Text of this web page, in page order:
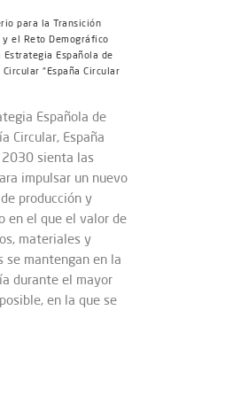
para la Transición
y el Reto Demográfico
Española de
Circular “España Circular
Española de
Circular, España
2030 sienta las
impulsar un nuevo
producción y
en el que el valor de
materiales y
se mantengan en la
durante el mayor
en la que se